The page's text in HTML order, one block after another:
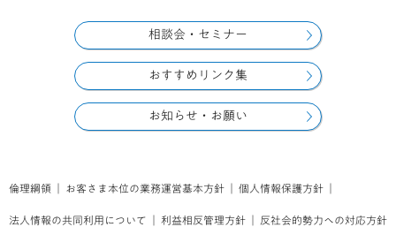
相談会・セミナー
おすすめリンク集
お知らせ・お願い
倫理綱領 お客さま本位の業務運営基本方針 個人情報保護方針
法人情報の共同利用について 利益相反管理方針 反社会的勢力への対応方針